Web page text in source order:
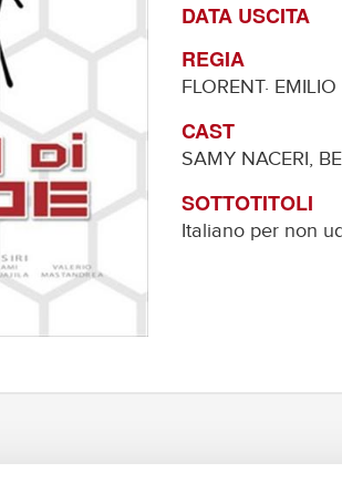
DATA USCITA
REGIA
FLORENT· EMILIO
CAST
SAMY NACERI,
SOTTOTITOLI
Italiano per non